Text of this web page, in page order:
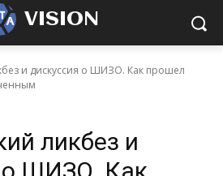
VISION
и дискуссия о ШИЗО. Как прошел
ликбез и